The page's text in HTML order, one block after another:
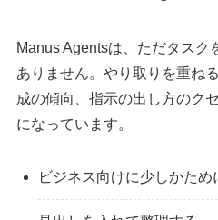
Manus Agentsは、ただタスク
ありません。やり取りを重ね
成の傾向、指示の出し方のク
になっています。
ビジネス向けに少しかため